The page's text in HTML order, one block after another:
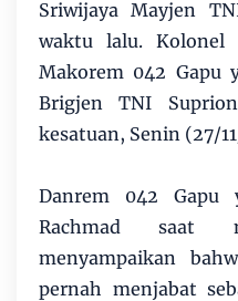
Sriwijaya Mayjen
waktu lalu. Kolonel
Makorem 042 Gapu
Brigjen TNI
kesatuan, Senin (27/
Danrem 042
Rachmad saat
menyampaikan
pernah menjabat